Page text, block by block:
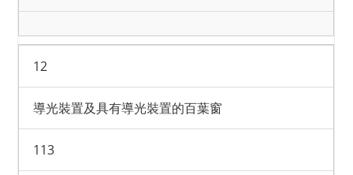
12
導光裝置及具有導光裝置的百葉窗
113